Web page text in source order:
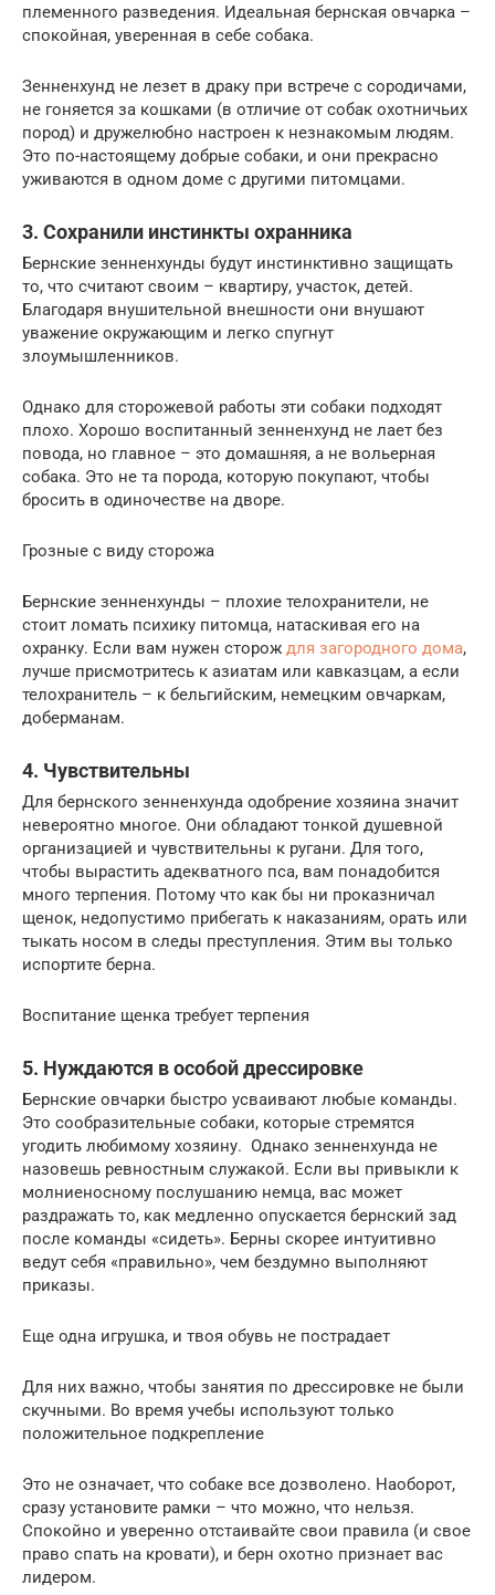
племенного разведения. Идеальная бернская овчарка –
спокойная, уверенная в себе собака.
Зенненхунд не лезет в драку при встрече с сородичами,
не гоняется за кошками (в отличие от собак охотничьих
пород) и дружелюбно настроен к незнакомым людям.
Это по-настоящему добрые собаки, и они прекрасно
уживаются в одном доме с другими питомцами.
3. Сохранили инстинкты охранника
Бернские зенненхунды будут инстинктивно защищать
то, что считают своим – квартиру, участок, детей.
Благодаря внушительной внешности они внушают
уважение окружающим и легко спугнут
злоумышленников.
Однако для сторожевой работы эти собаки подходят
плохо. Хорошо воспитанный зенненхунд не лает без
повода, но главное – это домашняя, а не вольерная
собака. Это не та порода, которую покупают, чтобы
бросить в одиночестве на дворе.
Грозные с виду сторожа
Бернские зенненхунды – плохие телохранители, не
стоит ломать психику питомца, натаскивая его на
охранку. Если вам нужен сторож для загородного дома,
лучше присмотритесь к азиатам или кавказцам, а если
телохранитель – к бельгийским, немецким овчаркам,
доберманам.
4. Чувствительны
Для бернского зенненхунда одобрение хозяина значит
невероятно многое. Они обладают тонкой душевной
организацией и чувствительны к ругани. Для того,
чтобы вырастить адекватного пса, вам понадобится
много терпения. Потому что как бы ни проказничал
щенок, недопустимо прибегать к наказаниям, орать или
тыкать носом в следы преступления. Этим вы только
испортите берна.
Воспитание щенка требует терпения
5. Нуждаются в особой дрессировке
Бернские овчарки быстро усваивают любые команды.
Это сообразительные собаки, которые стремятся
угодить любимому хозяину. Однако зенненхунда не
назовешь ревностным служакой. Если вы привыкли к
молниеносному послушанию немца, вас может
раздражать то, как медленно опускается бернский зад
после команды «сидеть». Берны скорее интуитивно
ведут себя «правильно», чем бездумно выполняют
приказы.
Еще одна игрушка, и твоя обувь не пострадает
Для них важно, чтобы занятия по дрессировке не были
скучными. Во время учебы используют только
положительное подкрепление
Это не означает, что собаке все дозволено. Наоборот,
сразу установите рамки – что можно, что нельзя.
Спокойно и уверенно отстаивайте свои правила (и свое
право спать на кровати), и берн охотно признает вас
лидером.